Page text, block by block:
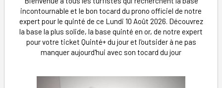
incontournable et le bon tocard du prono officiel de notre
expert pour le quinté de ce Lundi 10 Août 2026. Découvrez
la base la plus solide, la base quinté en or, de notre expert
pour votre ticket Quinté+ du jour et l'outsider à ne pas
manquer aujourd'hui avec son tocard du jour